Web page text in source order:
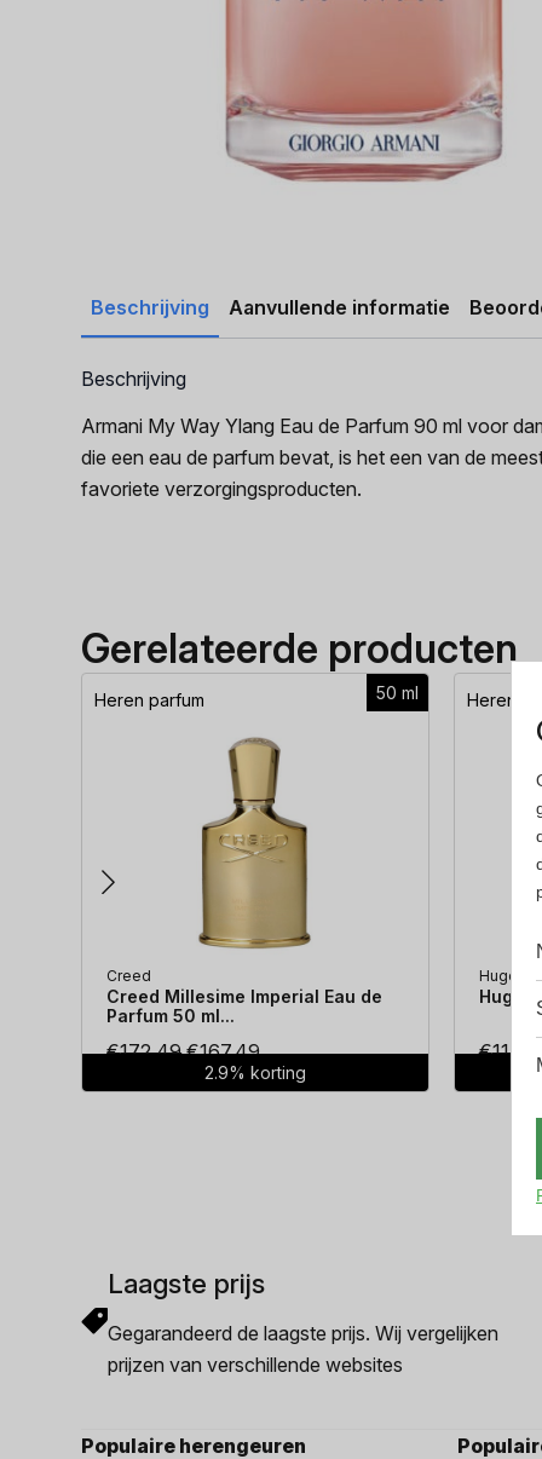
Beschrijving Aanvullende informatie
Beschrijving
Armani My Way Ylang Eau de Parfum 90 ml voor
die een eau de parfum bevat, is het een van de
favoriete verzorgingsproducten.
Gerelateerde producten
50 ml
Heren parfum
Creed
Creed Millesime Imperial Eau de
Parfum 50 ml...
€172.49Oorspronkelijke
prijs
€167.49Huidige
prijs
2.9% korting
Heren
Hugo
Hugo
€114.38
Laagste prijs
Gegarandeerd de laagste prijs. Wij vergelijken
prijzen van verschillende websites
Populaire herengeuren